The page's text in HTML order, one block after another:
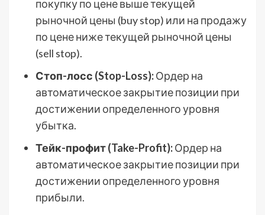
покупку по цене выше текущей
рыночной цены (buy stop) или на продажу
по цене ниже текущей рыночной цены
(sell stop).
Стоп-лосс (Stop-Loss):Ордер на
автоматическое закрытие позиции при
достижении определенного уровня
убытка.
Тейк-профит (Take-Profit):Ордер на
автоматическое закрытие позиции при
достижении определенного уровня
прибыли.